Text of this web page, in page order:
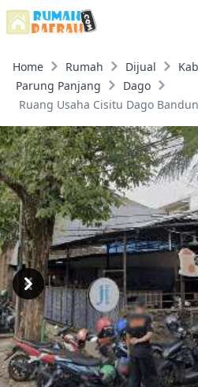
Home Rumah Dijual
Parung Panjang
Dago
Ruang Usaha Cisitu Dago
Previous
Next